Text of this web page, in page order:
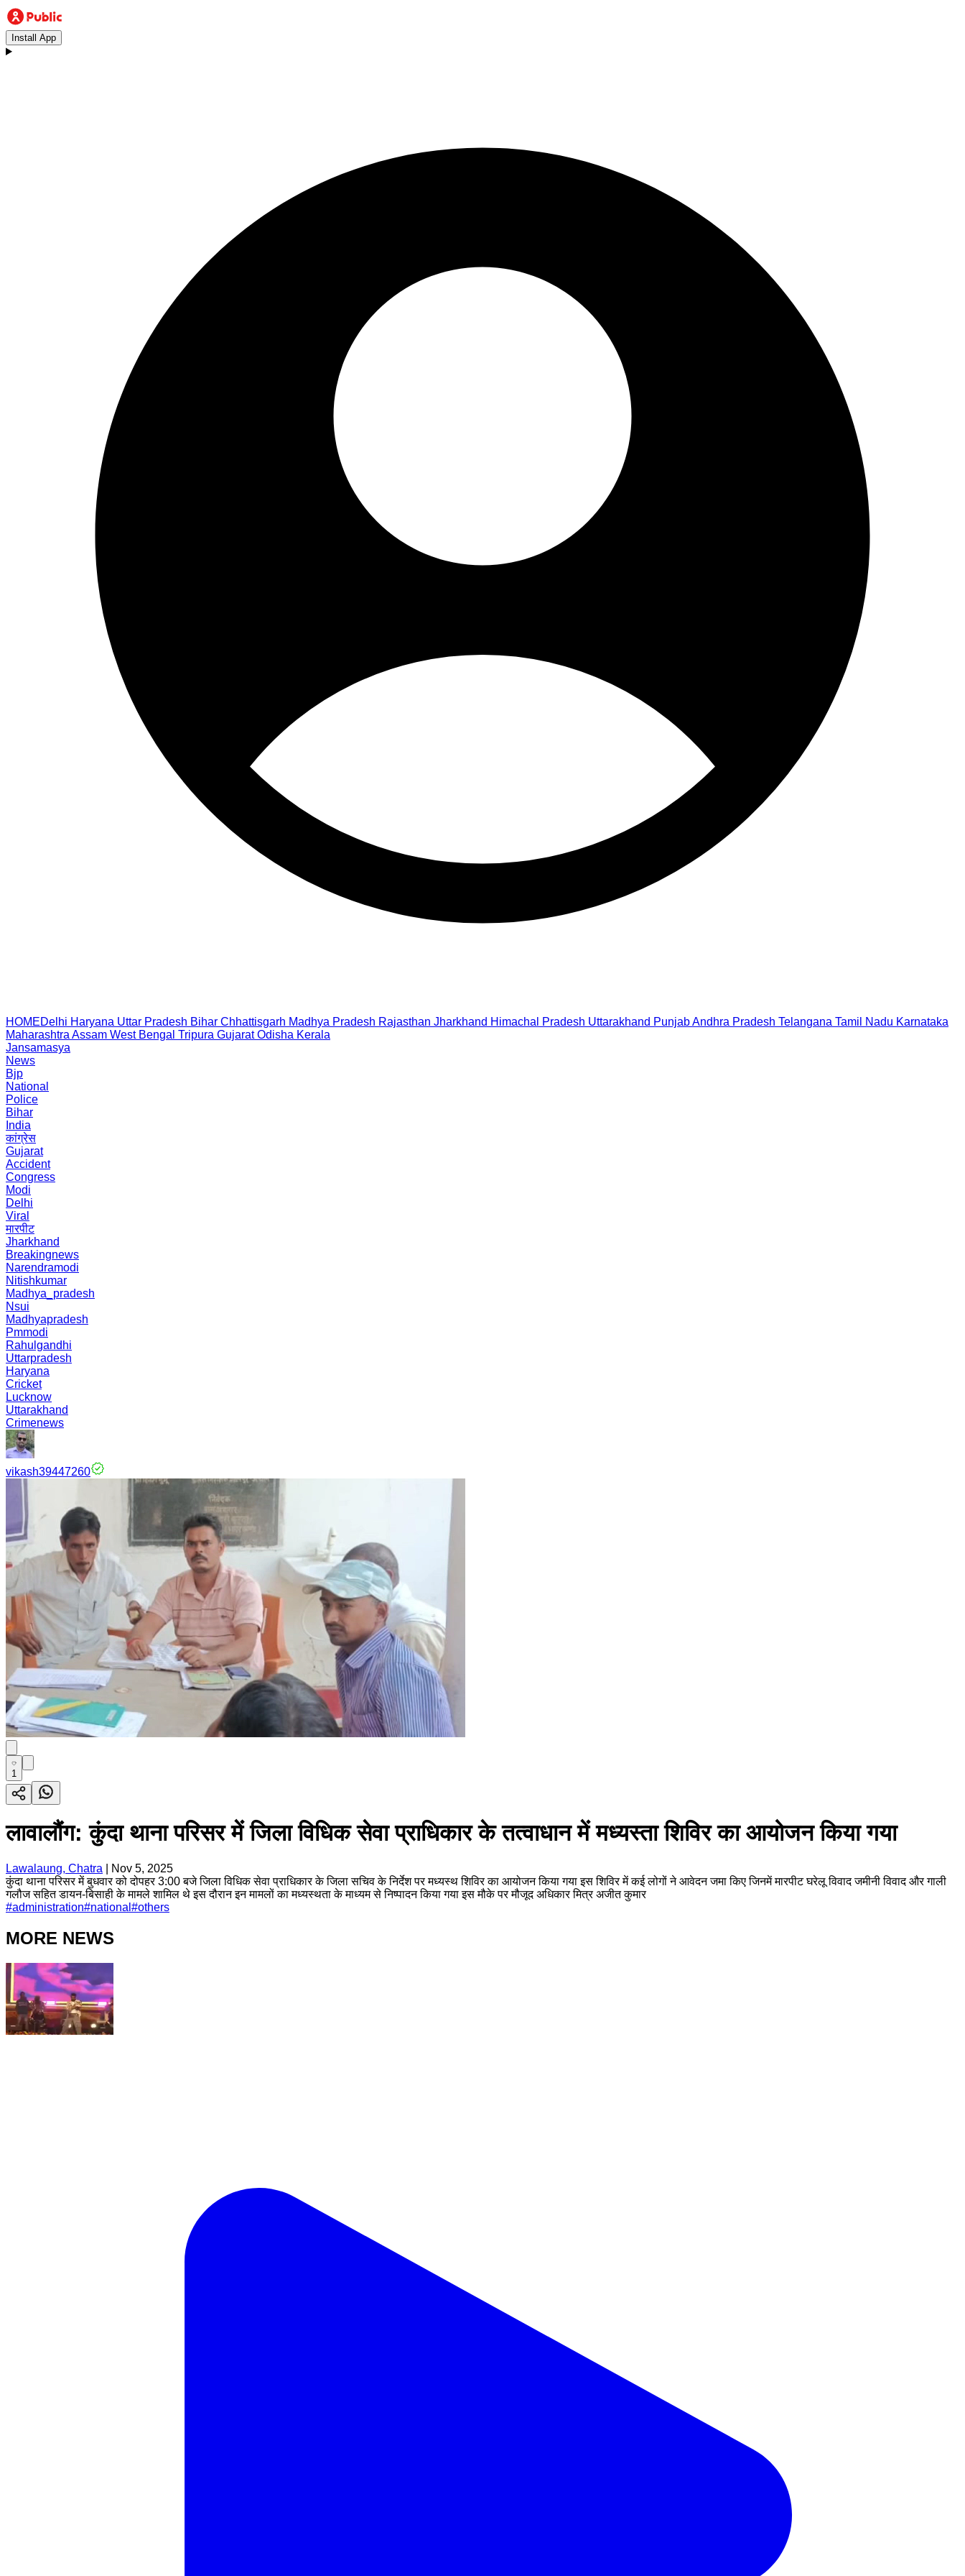
Install App
HOMEDelhi Haryana Uttar Pradesh Bihar Chhattisgarh Madhya Pradesh Rajasthan Jharkhand Himachal Pradesh Uttarakhand PunjabAndhra Pradesh Telangana Tamil Nadu Karnataka
Maharashtra Assam West Bengal Tripura Gujarat Odisha Kerala
Jansamasya
News
Bjp
National
Police
Bihar
India
कांग्रेस
Gujarat
Accident
Congress
Modi
Delhi
Viral
मारपीट
Jharkhand
Breakingnews
Narendramodi
Nitishkumar
Madhya_pradesh
Nsui
Madhyapradesh
Pmmodi
Rahulgandhi
Uttarpradesh
Haryana
Cricket
Lucknow
Uttarakhand
Crimenews
vikash39447260
1
लावालौंग: कुंदा थाना परिसर में जिला विधिक सेवा प्राधिकार के तत्वाधान में मध्यस्ता शिविर का आयोजन किया गया
Lawalaung, Chatra
Nov 5, 2025
कुंदा थाना परिसर में बुधवार को दोपहर 3:00 बजे जिला विधिक सेवा प्राधिकार के जिला सचिव के निर्देश पर मध्यस्थ शिविर का आयोजन किया गया इस शिविर में कई लोगों ने आवेदन जमा किए जिनमें मारपीट घरेलू विवाद जमीनी विवाद और गाली
गलौज सहित डायन-बिसाही के मामले शामिल थे इस दौरान इन मामलों का मध्यस्थता के माध्यम से निष्पादन किया गया इस मौके पर मौजूद अधिकार मित्र अजीत कुमार
#administration#national #others
MORE NEWS